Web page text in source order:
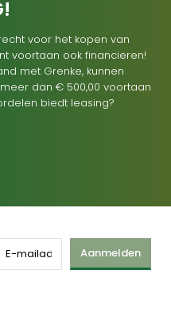
voor het kopen van
voortaan ook financieren!
met Grenke, kunnen
dan € 500,00 voortaan
biedt leasing?
Aanmelden